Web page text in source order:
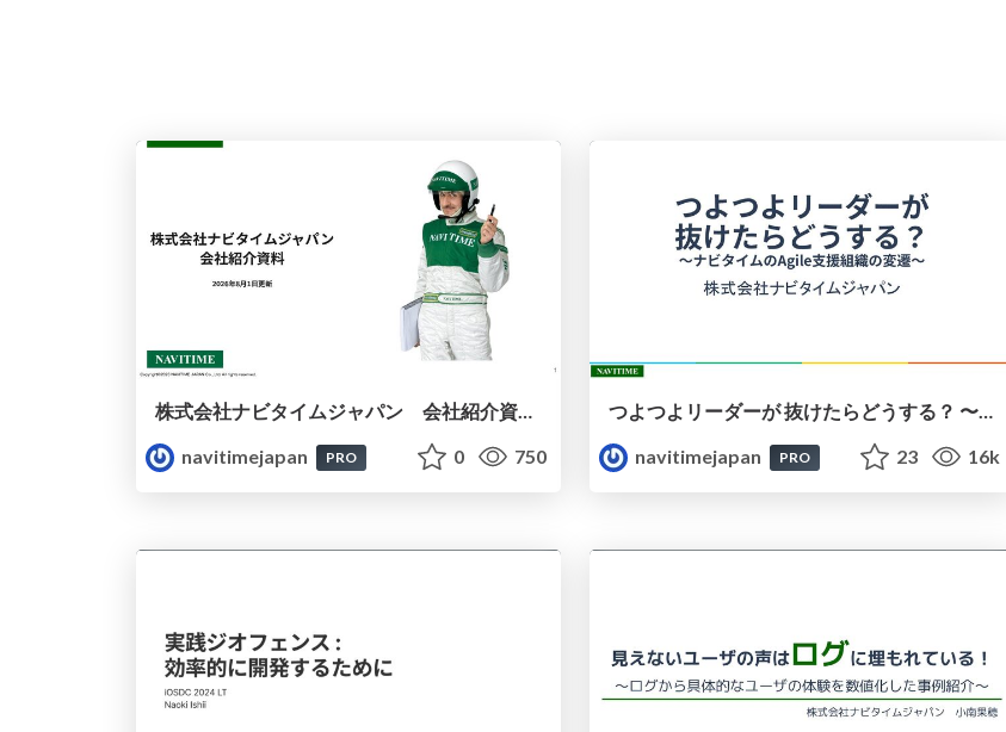
株式会社ナビタイムジャパン 会社紹介資料2026
navitimejapan
PRO 0 750
つよつよリーダーが 抜けたらどうする？ 〜ナビタイムのAgile⽀援組織の変遷〜
navitimejapan
PRO 23 16k